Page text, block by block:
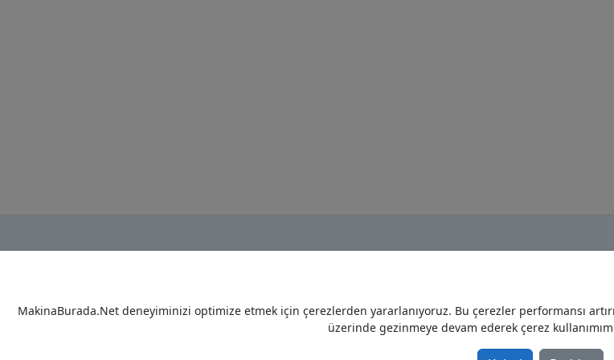
Anasayfa
Gizlilik Politikası
MakinaBurada.Net deneyiminizi optimize etmek için çerezlerden yararlanıyoruz. Bu çerezler performansı
üzerinde gezinmeye devam ederek çerez